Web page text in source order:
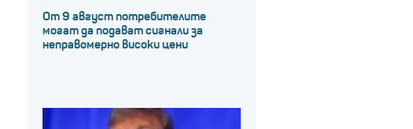
От 9 август потребителите
могат да подават сигнали за
неправомерно високи цени